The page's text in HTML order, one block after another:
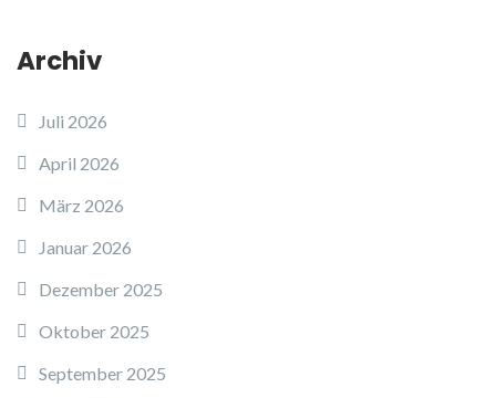
Archiv
Juli 2026
April 2026
März 2026
Januar 2026
Dezember 2025
Oktober 2025
September 2025